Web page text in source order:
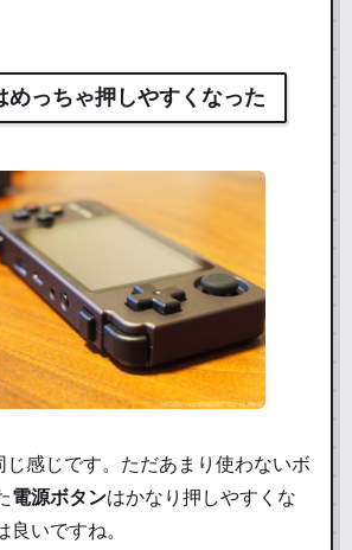
めっちゃ押しやすくなった
感じです。ただあまり使わないボ
電源ボタンはかなり押しやすくな
良いですね。